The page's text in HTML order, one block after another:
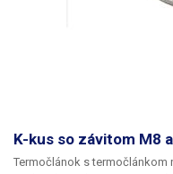
K-kus so závitom M8
Termočlánok s